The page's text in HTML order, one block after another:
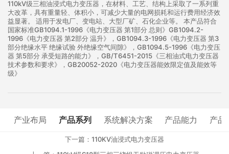
110kV级三相油浸式电力变压器，在材料、工艺、结构上采取了一系列重
大改革，具有重量轻、体积小，可减少大量的电网损耗和运行费用经济效
益显著。 适用于发电厂、变电站、大型厂矿、石化企业等。 本产品符合
国家标准GB1094.1-1996《电力变压器 第1部分 总则》GB1094.2-
1996《电力变压器 第2部分 温升》，GB1094.3-1996《电力变压器 第3
部分绝缘水平 绝缘试验 外绝缘空气间隙》，GB1094.5-1996《电力变压
器 第5部分 承受短路的能力》，GB/T6451-2015《三相油式电力变压器
技术参数和要求》，GB20052-2020《电力变压器能效限定值及能效等
级》
产业布局 产品系列 系统解决方案 产品能力 产品
下一篇：110KV油浸式电力变压器